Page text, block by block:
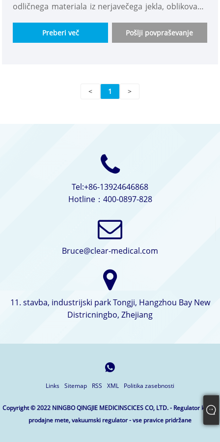
odličnega materiala iz nerjavečega jekla, oblikovane
dolgoročno zagotavljanje kakovosti. Je zelo vzdržljiv,
tesno zaprt in varjen brez napak. Lahko se uporablja
Preberi več Pošlji povpraševanje
< 1 >
Tel:+86-13924646868
Hotline：400-0897-828
Bruce@clear-medical.com
11. stavba, industrijski park Tongji, Hangzhou Bay New
Districningbo, Zhejiang
Links Sitemap RSS XML Politika zasebnosti
Copyright © 2022 NINGBO QINGJIE MEDICINSCICES CO, LTD. - Regulator kisika,
prodajne mete, vakuumski regulator - vse pravice pridržane